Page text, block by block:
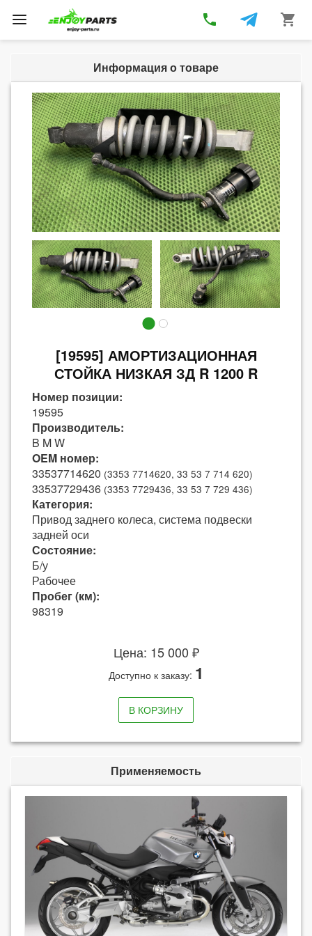
Toggle
navigation
phone shopping_cart
Информация о товаре
[19595] АМОРТИЗАЦИОННАЯ
СТОЙКА НИЗКАЯ ЗД R 1200 R
Номер позиции:
19595
Производитель:
B M W
OEM номер:
33537714620 (3353 7714620, 33 53 7 714 620)
33537729436 (3353 7729436, 33 53 7 729 436)
Категория:
Привод заднего колеса, система подвески
задней оси
Состояние:
Б/у
Рабочее
Пробег (км):
98319
Цена: 15 000 ₽
Доступно к заказу: 1
В КОРЗИНУ
Применяемость